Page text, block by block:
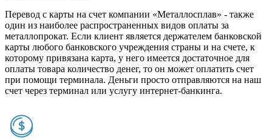
Перевод с карты на счет компании «Металлосплав» - также
один из наиболее распространенных видов оплаты за
металлопрокат. Если клиент является держателем банковской
карты любого банковского учреждения страны и на счете, к
которому привязана карта, у него имеется достаточное для
оплаты товара количество денег, то он может оплатить счет
при помощи терминала. Деньги просто отправляются на наш
счет через терминал или услугу интернет-банкинга.